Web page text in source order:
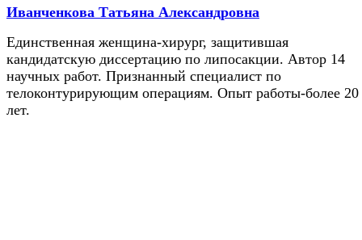
Иванченкова Татьяна Александровна
Единственная женщина-хирург, защитившая
кандидатскую диссертацию по липосакции. Автор 14
научных работ. Признанный специалист по
телоконтурирующим операциям. Опыт работы-более 20
лет.